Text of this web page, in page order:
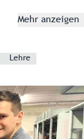
Mehr anzeigen
Lehre